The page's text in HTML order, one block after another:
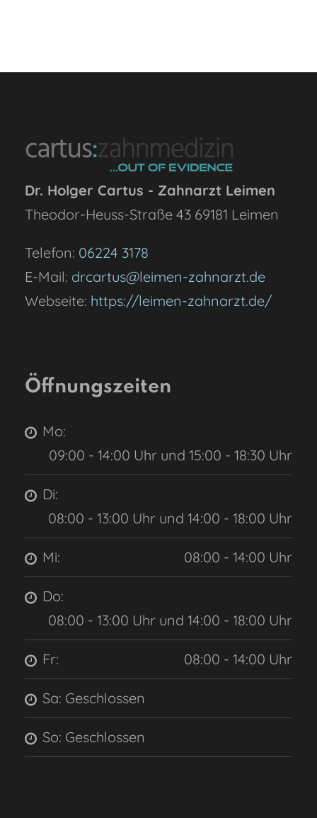
Dr. Holger Cartus - Zahnarzt Leimen
Theodor-Heuss-Straße 43 69181 Leimen
Telefon: 06224 3178
E-Mail: drcartus@leimen-zahnarzt.de
Webseite: https://leimen-zahnarzt.de/
Öffnungszeiten
Mo:
09:00 - 14:00 Uhr und 15:00 - 18:30 Uhr
Di:
08:00 - 13:00 Uhr und 14:00 - 18:00 Uhr
Mi: 08:00 - 14:00 Uhr
Do:
08:00 - 13:00 Uhr und 14:00 - 18:00 Uhr
Fr: 08:00 - 14:00 Uhr
Sa: Geschlossen
So: Geschlossen